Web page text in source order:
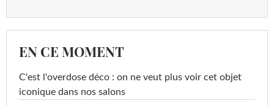
EN CE MOMENT
C'est l'overdose déco : on ne veut plus voir cet objet
iconique dans nos salons